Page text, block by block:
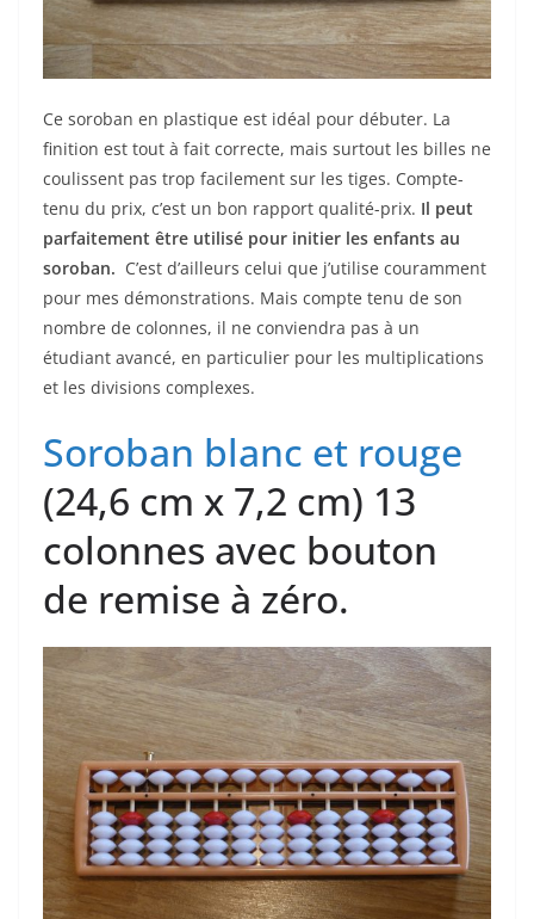
Ce soroban en plastique est idéal pour débuter. La
finition est tout à fait correcte, mais surtout les billes ne
coulissent pas trop facilement sur les tiges. Compte-
tenu du prix, c’est un bon rapport qualité-prix. Il peut
parfaitement être utilisé pour initier les enfants au
soroban. C’est d’ailleurs celui que j’utilise couramment
pour mes démonstrations. Mais compte tenu de son
nombre de colonnes, il ne conviendra pas à un
étudiant avancé, en particulier pour les multiplications
et les divisions complexes.
Soroban blanc et rouge
(24,6 cm x 7,2 cm) 13
colonnes avec bouton
de remise à zéro.